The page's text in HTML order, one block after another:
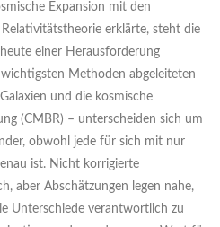
Expansion mit den
erklärte, steht die
einer Herausforderung
Methoden abgeleiteten
und die kosmische
(CMBR) – unterscheiden sich um
obwohl jede für sich mit nur
ist. Nicht korrigierte
aber Abschätzungen legen nahe,
Unterschiede verantwortlich zu